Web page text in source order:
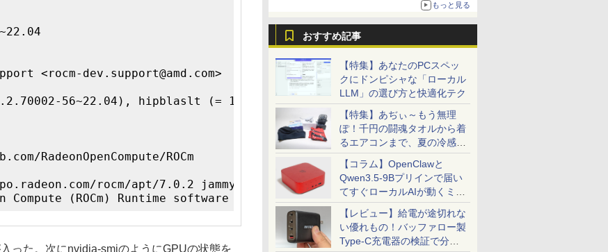
もっと見る
おすすめ記事
【特集】あなたのPCスペッ
クにドンピシャな「ローカル
LLM」の選び方と快適化テク
【特集】あぢぃ～もう無理
ぽ！千円の闘魂タオルから着
るエアコンまで、夏の冷感グ
ッズ一挙紹介
【コラム】OpenClawと
Qwen3.5-9Bプリインで届い
てすぐローカルAIが動くミニ
PC「SER9 Pro」
【レビュー】給電が途切れな
い優れもの！バッファロー製
Type-C充電器の検証で分か
<rocm-dev.support@amd.com>
56~22.04), hipblaslt (= 1.0.0.70002-56~22.04),
RadeonOpenCompute/ROCm
rocm/apt/7.0.2 jammy/main amd64 Packages
Compute (ROCm) Runtime software stack.
った。次にnvidia-smiのようにGPUの状態を